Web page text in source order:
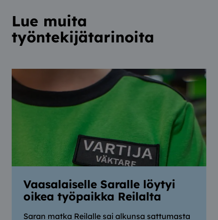
Lue muita
työntekijätarinoita
Vaasalaiselle Saralle löytyi
oikea työpaikka Reilalta
Saran matka Reilalle sai alkunsa sattumasta